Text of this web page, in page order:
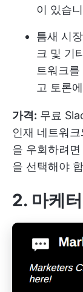
이 있습
틈새 시
크 및 기
트워크
고 토론
가격: 무료
인재 네트워
을 우회하려
을 선택해야
2. 마케